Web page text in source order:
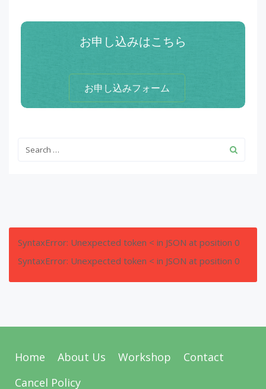
お申し込みはこちら
お申し込みフォーム
SyntaxError: Unexpected token < in JSON at position 0
SyntaxError: Unexpected token < in JSON at position 0
Home About Us Workshop
Contact
Cancel Policy